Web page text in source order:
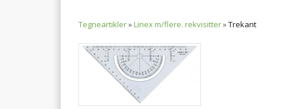
Tegneartikler»Linex m/flere. rekvisitter»Trekant